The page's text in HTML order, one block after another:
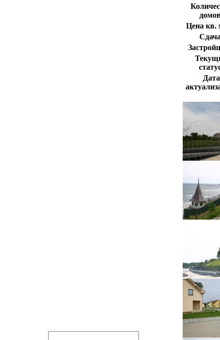
Цена кв.
Дата